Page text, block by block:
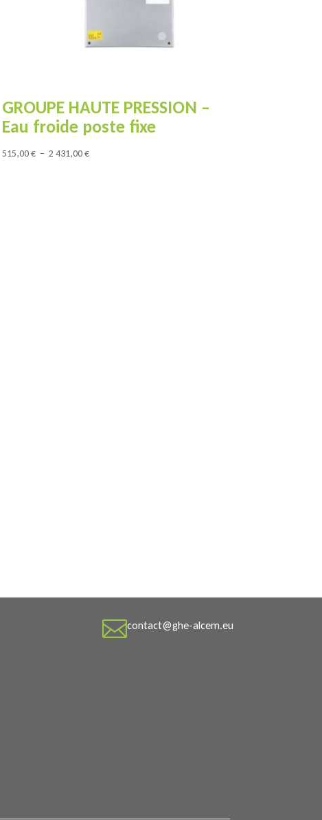
GROUPE HAUTE PRESSION –
Eau froide poste fixe
515,00€ – 2 431,00€Plage
contact@ghe-alcem.eu